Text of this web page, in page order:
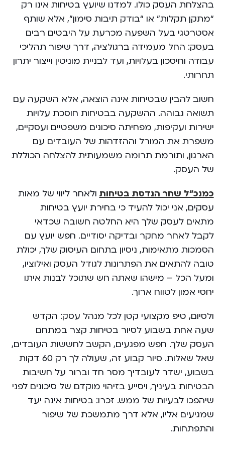
בהצלחת העסק כולו. למדנו שיועץ בטיחות אינו רק
“מתקן תקלות” או “בודק תיבות סימון”, אלא שותף
אסטרטגי בעל השפעה מכרעת על היבטים רבים
בעסק: החל מעמידה ברגולציה, דרך שיפור תהליכי
עבודה וחיסכון בעלויות, ועד לבניית מוניטין וייצור יתרון
תחרותי.
חשוב להבין שבטיחות אינה הוצאה, אלא השקעה עם
תשואה גבוהה. ההשקעה בבטיחות חוסכת עלויות
ישירות ועקיפות, מפחיתה סיכונים משפטיים ועסקיים,
משפרת את המורל וההזדהות של העובדים עם
הארגון, ותורמת תרומה משמעותית להצלחה הכוללת
של העסק.
כמנכ”ל שחר הנדסת בטיחות ולאחר ליווי של מאות
עסקים, אני יכול להעיד כי בחירת יועץ בטיחות
מתאים לעסק שלך היא החלטה חשובה שכדאי
לקבל לאחר מחקר ובדיקה יסודיים. חפש יועץ עם
הסמכות מתאימות, ניסיון בתחום העיסוק שלך, יכולת
טובה להתאים את הפתרונות לגודל העסק ואילוציו,
ומעל הכל – מישהו שאתה חש שתוכל לבנות איתו
יחסי אמון לטווח ארוך.
ולסיום, טיפ מקצועי קטן לכל מנהל עסק: הקדש
שעה אחת בשבוע לסיור בטיחות קצר במתחם
העסק שלך. חפש מפגעים, הקשב לחששות העובדים,
שאל שאלות. סיור קבוע זה, שעולה לך רק 60 דקות
בשבוע, ישדר לעובדיך מסר חד וברור על חשיבות
הבטיחות בעיניך, ויסייע בזיהוי מוקדם של סיכונים לפני
שיהפכו לבעיות של ממש. זכרו: בטיחות אינה יעד
שמגיעים אליו, אלא דרך מתמשכת של שיפור
והתפתחות.